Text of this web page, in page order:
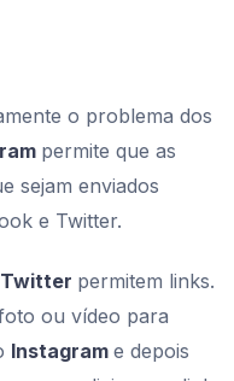
o problema dos
permite que as
sejam enviados
e Twitter.
Twitter permitem links.
ou vídeo para
Instagram e depois